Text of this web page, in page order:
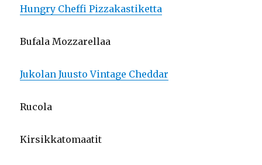
Hungry Cheffi Pizzakastiketta
Bufala Mozzarellaa
Jukolan Juusto Vintage Cheddar
Rucola
Kirsikkatomaatit